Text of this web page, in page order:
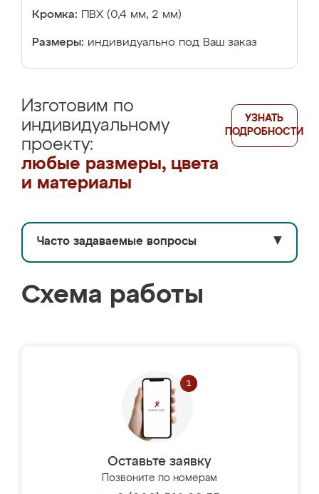
Кромка: ПВХ (0,4 мм, 2 мм)
Размеры: индивидуально под Ваш заказ
Изготовим по
индивидуальному
проекту:
любые размеры, цвета
и материалы
УЗНАТЬ
ПОДРОБНОСТИ
Часто задаваемые вопросы ▼
Схема работы
Оставьте заявку
Позвоните по номерам